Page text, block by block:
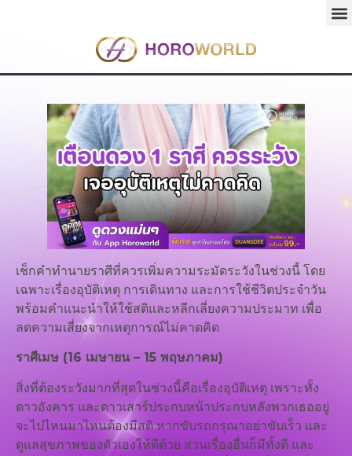
เช็กคำทำนายราศีที่ควรเพิ่มความระมัดระวังในช่วงนี้ โดย
เฉพาะเรื่องอุบัติเหตุ การเดินทาง และการใช้ชีวิตประจำวัน
พร้อมคำแนะนำให้ใช้สติและหลีกเลี่ยงความประมาท เพื่อ
ลดความเสี่ยงจากเหตุการณ์ไม่คาดคิด
ราศีเมษ (16 เมษายน – 15 พฤษภาคม)
สิ่งที่ต้องระวังมากที่สุดในช่วงนี้คือเรื่องอุบัติเหตุ เพราะทั้ง
ดาวอังคาร และดาวเสาร์ประกบหน้าประกบหลังพวกเธออยู่
จะไปไหนมาไหนต้องมีสติ หากขับรถกรุณาอย่าขับเร็ว และ
ดูแลสุขภาพของตัวเองให้ดีด้วย ส่วนเรื่องอื่นก็มีทั้งดี และ